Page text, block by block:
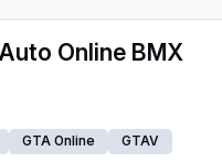
Online BMX
GTA Online
GTAV